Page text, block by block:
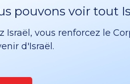
pouvons voir tout
Israël, vous renforcez le
d'Israël.